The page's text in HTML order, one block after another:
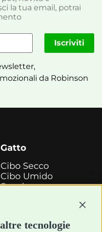
tecnologie
la tua email, potrai
da Robinson
Iscriviti
Gatto
Cibo Secco
Cibo Umido
Snack e
Igiene e Pulizia